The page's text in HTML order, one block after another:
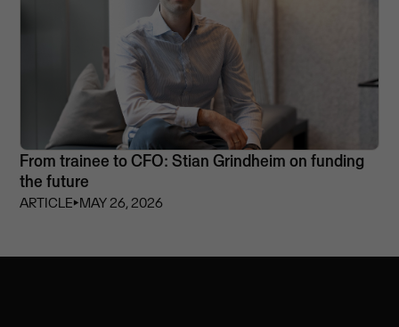
From trainee to CFO: Stian Grindheim on funding
the future
ARTICLE⏵MAY 26, 2026